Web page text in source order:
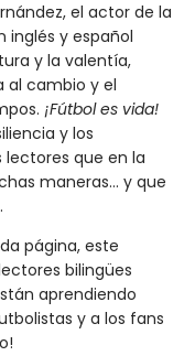
el actor de la
inglés y español
y la valentía,
al cambio y el
¡Fútbol es vida!
y los
lectores que en la
maneras... y que
página, este
bilingües
aprendiendo
y a los fans